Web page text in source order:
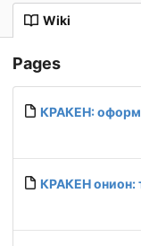
Wiki
Pages
КРАКЕН:
КРАКЕН онион: